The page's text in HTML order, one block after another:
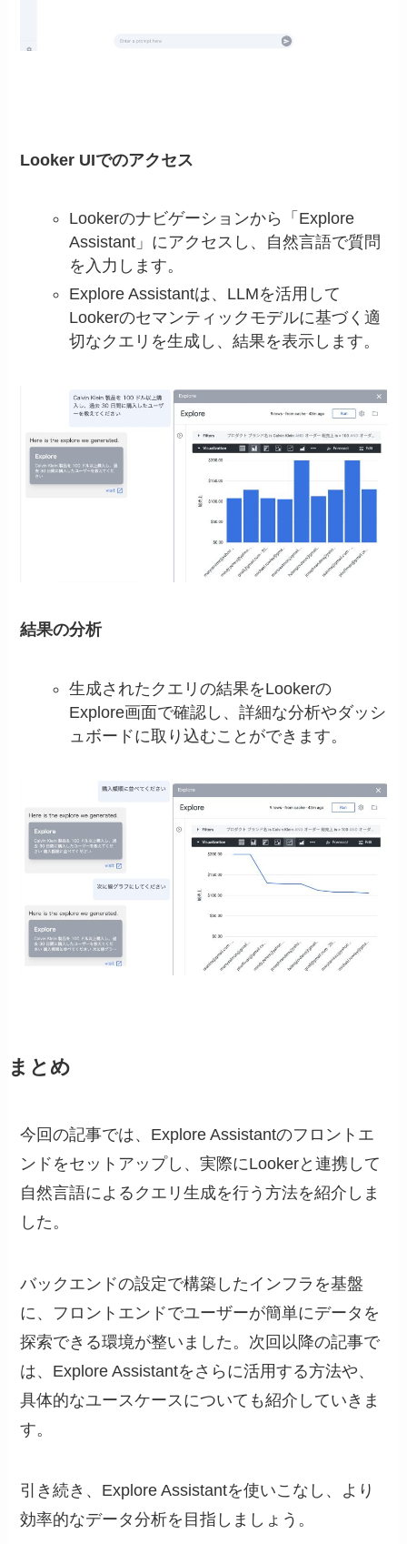
Looker UIでのアクセス
Lookerのナビゲーションから「Explore
Assistant」にアクセスし、自然言語で質問
を入力します。
Explore Assistantは、LLMを活用して
Lookerのセマンティックモデルに基づく適
切なクエリを生成し、結果を表示します。
結果の分析
生成されたクエリの結果をLookerの
Explore画面で確認し、詳細な分析やダッシ
ュボードに取り込むことができます。
まとめ
今回の記事では、Explore Assistantのフロントエ
ンドをセットアップし、実際にLookerと連携して
自然言語によるクエリ生成を行う方法を紹介しま
した。
バックエンドの設定で構築したインフラを基盤
に、フロントエンドでユーザーが簡単にデータを
探索できる環境が整いました。次回以降の記事で
は、Explore Assistantをさらに活用する方法や、
具体的なユースケースについても紹介していきま
す。
引き続き、Explore Assistantを使いこなし、より
効率的なデータ分析を目指しましょう。